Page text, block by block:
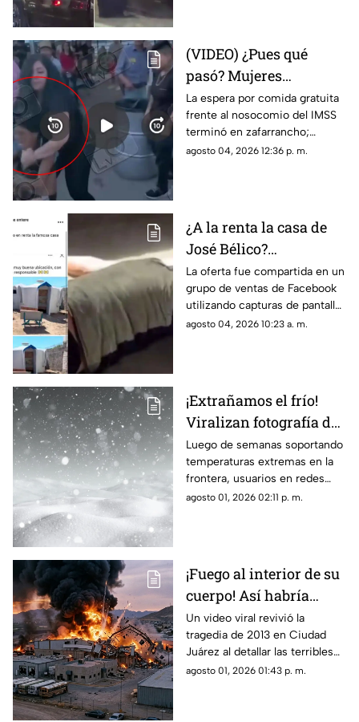
(VIDEO) ¿Pues qué
pasó? Mujeres
protagonizan peculiar
riña con jalones de
cabello en fila de
burritos y desatan
La espera por comida gratuita
frente al nosocomio del IMSS
terminó en zafarrancho;
testigos tuvieron que
agosto 04, 2026 12:36 p. m.
¿A la renta la casa de
José Bélico?
Publicación en redes
desata diversas
opiniones en Ciudad
Juárez
La oferta fue compartida en un
grupo de ventas de Facebook
utilizando capturas de pantalla
tomadas del canal Unique
agosto 04, 2026 10:23 a. m.
¡Extrañamos el frío!
Viralizan fotografía del
Cerro de la Biblia con
nieve tras días con más
de 40 grados en Juárez
Luego de semanas soportando
temperaturas extremas en la
frontera, usuarios en redes
sociales añoran las nevadas de
agosto 01, 2026 02:11 p. m.
¡Fuego al interior de su
cuerpo! Así habría
muerto una de las
víctimas de la
explosión de una
maquiladora en Ciudad
Un video viral revivió la
tragedia de 2013 en Ciudad
Juárez al detallar las terribles
quemaduras internas que
agosto 01, 2026 01:43 p. m.